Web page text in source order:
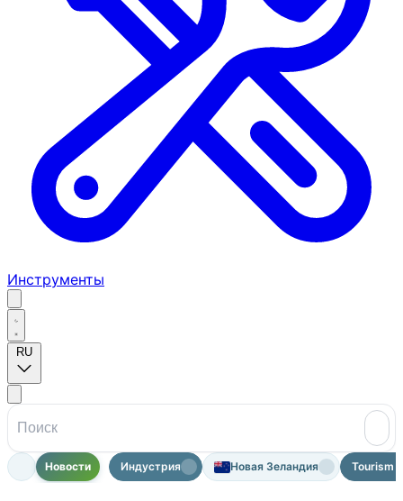
Инструменты
RU
Новости Индустрия Новая Зеландия Tourism